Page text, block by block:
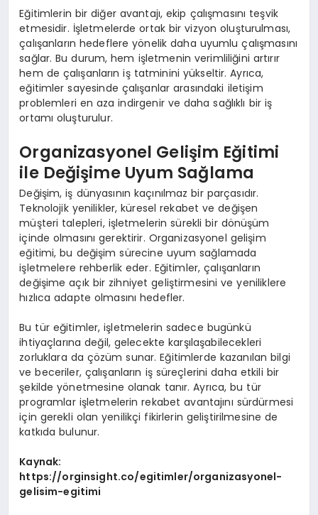
Eğitimlerin bir diğer avantajı, ekip çalışmasını teşvik
etmesidir. İşletmelerde ortak bir vizyon oluşturulması,
çalışanların hedeflere yönelik daha uyumlu çalışmasını
sağlar. Bu durum, hem işletmenin verimliliğini artırır
hem de çalışanların iş tatminini yükseltir. Ayrıca,
eğitimler sayesinde çalışanlar arasındaki iletişim
problemleri en aza indirgenir ve daha sağlıklı bir iş
ortamı oluşturulur.
Organizasyonel Gelişim Eğitimi
ile Değişime Uyum Sağlama
Değişim, iş dünyasının kaçınılmaz bir parçasıdır.
Teknolojik yenilikler, küresel rekabet ve değişen
müşteri talepleri, işletmelerin sürekli bir dönüşüm
içinde olmasını gerektirir. Organizasyonel gelişim
eğitimi, bu değişim sürecine uyum sağlamada
işletmelere rehberlik eder. Eğitimler, çalışanların
değişime açık bir zihniyet geliştirmesini ve yeniliklere
hızlıca adapte olmasını hedefler.
Bu tür eğitimler, işletmelerin sadece bugünkü
ihtiyaçlarına değil, gelecekte karşılaşabilecekleri
zorluklara da çözüm sunar. Eğitimlerde kazanılan bilgi
ve beceriler, çalışanların iş süreçlerini daha etkili bir
şekilde yönetmesine olanak tanır. Ayrıca, bu tür
programlar işletmelerin rekabet avantajını sürdürmesi
için gerekli olan yenilikçi fikirlerin geliştirilmesine de
katkıda bulunur.
Kaynak:
https://orginsight.co/egitimler/organizasyonel-
gelisim-egitimi